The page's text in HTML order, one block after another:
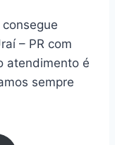
– PR com
atendimento é
sempre